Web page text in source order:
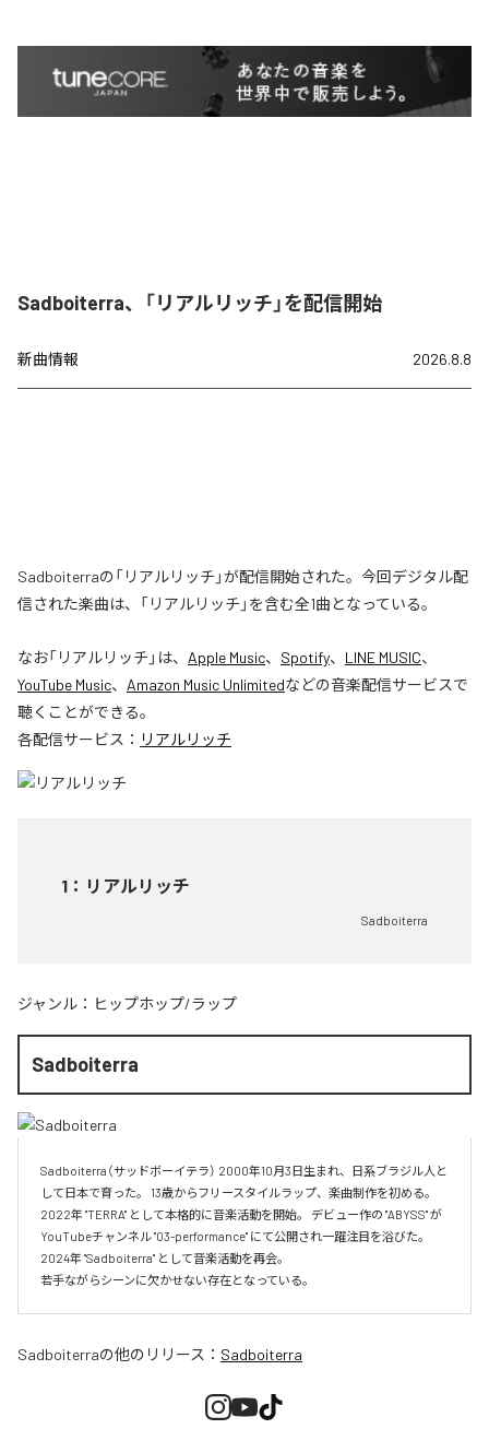
Sadboiterra、「リアルリッチ」を配信開始
新曲情報 2026.8.8
Sadboiterraの「リアルリッチ」が配信開始された。今回デジタル配
信された楽曲は、「リアルリッチ」を含む全1曲となっている。
なお「リアルリッチ 」は、 Apple Music、 Spotify、 LINE MUSIC、
YouTube Music、 Amazon Music Unlimitedなどの音楽配信サービスで
聴くことができる。
各配信サービス： リアルリッチ
1 ： リアルリッチ
Sadboiterra
ジャンル： ヒップホップ/ラップ
Sadboiterra
Sadboiterra（サッドボーイテラ） 2000年10月3日生まれ、日系ブラジル人と
して日本で育った。 13歳からフリースタイルラップ、楽曲制作を初める。
2022年 "TERRA" として本格的に音楽活動を開始。 デビュー作の "ABYSS" が
YouTubeチャンネル "03-performance" にて公開され一躍注目を浴びた。
2024年 "Sadboiterra" として音楽活動を再会。
若手ながらシーンに欠かせない存在となっている。
Sadboiterraの他のリリース： Sadboiterra